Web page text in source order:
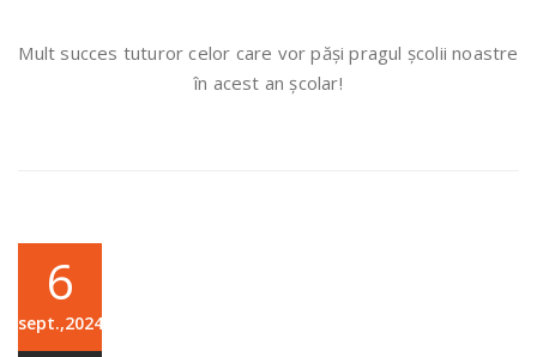
Mult succes tuturor celor care vor păși pragul școlii noastre
în acest an școlar!
6
sept.,2024